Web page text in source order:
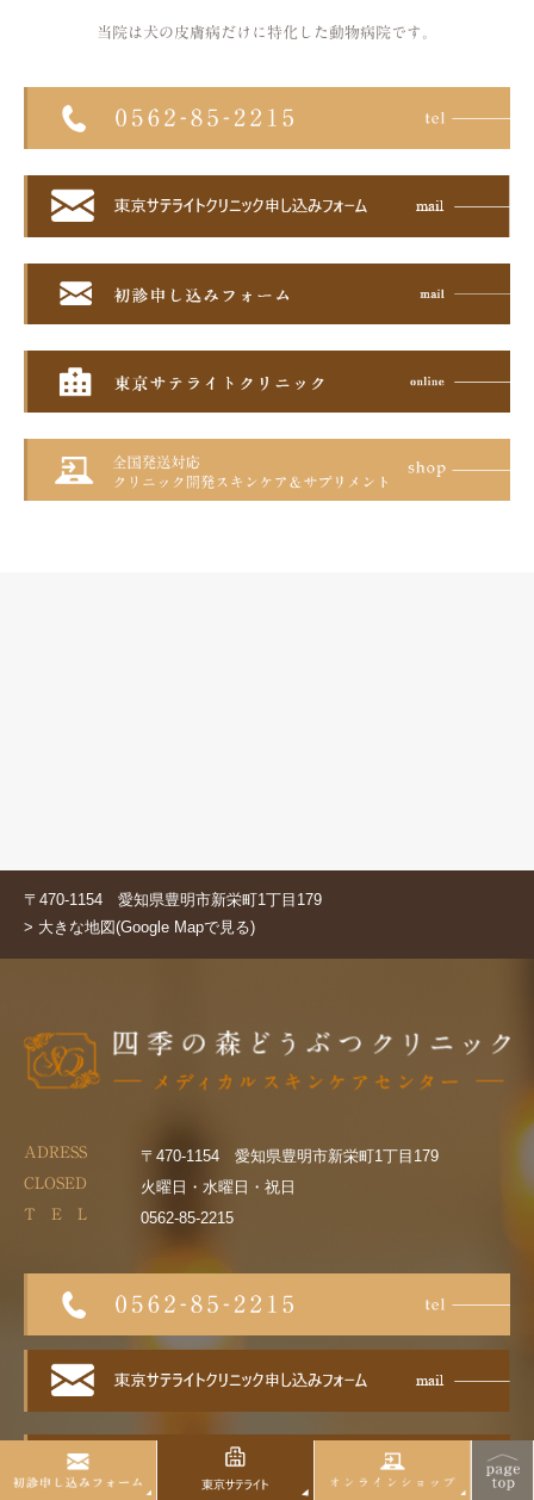
当院は犬の皮膚病だけに特化した 動物病院です。
〒470-1154 愛知県豊明市新栄町1丁目179
> 大きな地図(Google Mapで見る)
ADRESS 〒470-1154 愛知県豊明市新栄町1丁目179
CLOSED 火曜日・水曜日・祝日
T E L 0562-85-2215